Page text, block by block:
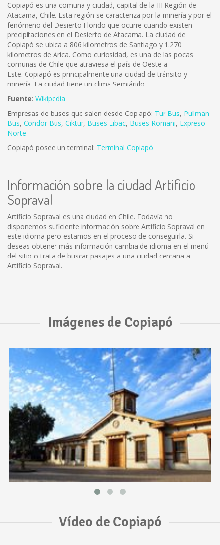
Copiapó es una comuna y ciudad, capital de la III Región de
Atacama, Chile. Esta región se caracteriza por la minería y por el
fenómeno del Desierto Florido que ocurre cuando existen
precipitaciones en el Desierto de Atacama. La ciudad de
Copiapó se ubica a 806 kilometros de Santiago y 1.270
kilometros de Arica. Como curiosidad, es una de las pocas
comunas de Chile que atraviesa el país de Oeste a
Este. Copiapó es principalmente una ciudad de tránsito y
minería. La ciudad tiene un clima Semiárido.
Fuente: Wikipedia
Empresas de buses que salen desde Copiapó: Tur Bus, Pullman
Bus, Condor Bus, Ciktur, Buses Libac, Buses Romani, Expreso
Norte
Copiapó posee un terminal: Terminal Copiapó
Información sobre la ciudad Artificio
Sopraval
Artificio Sopraval es una ciudad en Chile. Todavía no
disponemos suficiente información sobre Artificio Sopraval en
este idioma pero estamos en el proceso de conseguirla. Si
deseas obtener más información cambia de idioma en el menú
del sitio o trata de buscar pasajes a una ciudad cercana a
Artificio Sopraval.
Imágenes de Copiapó
Vídeo de Copiapó